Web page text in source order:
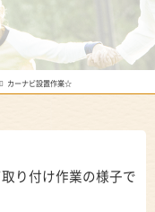
カーナビ設置作業☆
り付け作業の様子で